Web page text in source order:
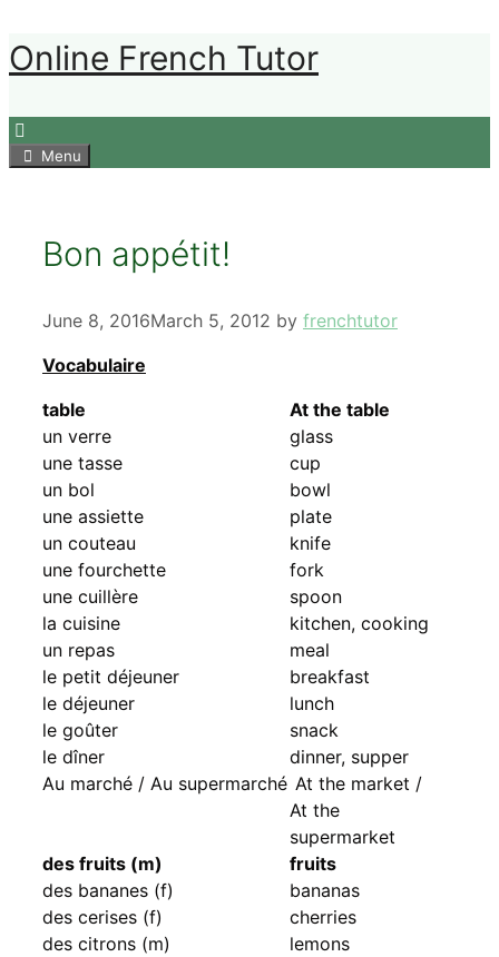
Skip
to
Online French Tutor
Menu
Bon appétit!
June 8, 2016March 5, 2012 by frenchtutor
Vocabulaire
table
At the table
un verre
glass
une tasse
cup
un bol
bowl
une assiette
plate
un couteau
knife
une fourchette
fork
une cuillère
spoon
la cuisine
kitchen, cooking
un repas
meal
le petit déjeuner
breakfast
le déjeuner
lunch
le goûter
snack
le dîner
dinner, supper
Au marché / Au supermarché At the market /
At the
supermarket
des fruits (m)
fruits
des bananes (f)
bananas
des cerises (f)
cherries
des citrons (m)
lemons